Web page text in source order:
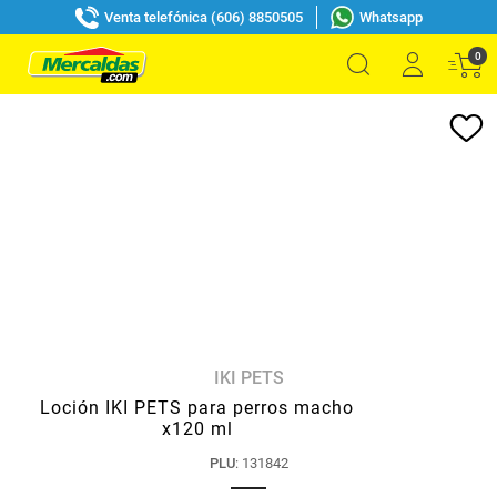
Venta telefónica (606) 8850505 Whatsapp
0
IKI PETS
Loción IKI PETS para perros macho
x120 ml
PLU: 131842